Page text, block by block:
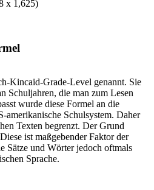
x 1,625)
Kincaid-Grade-Level genannt. Sie
Schuljahren, die man zum Lesen
wurde diese Formel an die
amerikanische Schulsystem. Daher
Texten begrenzt. Der Grund
ist maßgebender Faktor der
Sätze und Wörter jedoch oftmals
Sprache.